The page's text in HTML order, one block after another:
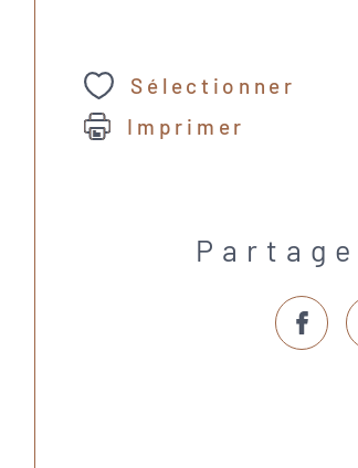
Sélectionner
Imprimer